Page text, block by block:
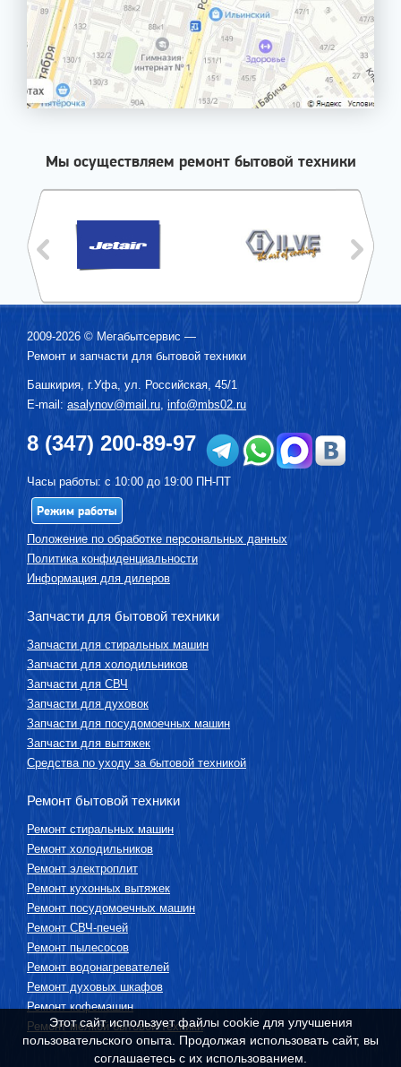
Мы осуществляем ремонт бытовой техники
2009-2026 © Мегабытсервис —
Ремонт и запчасти для бытовой техники
Башкирия, г.Уфа ул. Российская, 45/1
E-mail: asalynov@mail.ru info@mbs02.ru
8 (347) 200-89-97
Часы работы: с 10:00 до 19:00 ПН-ПТ
Режим работы
Положение по обработке персональных данных
Политика конфиденциальности
Информация для дилеров
Запчасти для бытовой техники
Запчасти для стиральных машин
Запчасти для холодильников
Запчасти для СВЧ
Запчасти для духовок
Запчасти для посудомоечных машин
Запчасти для вытяжек
Средства по уходу за бытовой техникой
Ремонт бытовой техники
Ремонт стиральных машин
Ремонт холодильников
Ремонт электроплит
Ремонт кухонных вытяжек
Ремонт посудомоечных машин
Ремонт СВЧ-печей
Ремонт пылесосов
Ремонт водонагревателей
Ремонт духовых шкафов
Ремонт кофемашин
Ремонт мелкой бытовой техники
Этот сайт использует файлы cookie для улучшения
пользовательского опыта. Продолжая использовать сайт, вы
соглашаетесь с их использованием.